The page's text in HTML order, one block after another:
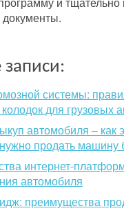
системы:
для грузовых
автомобиля – как
продать машину
интернет-
автомобиля
преимущества